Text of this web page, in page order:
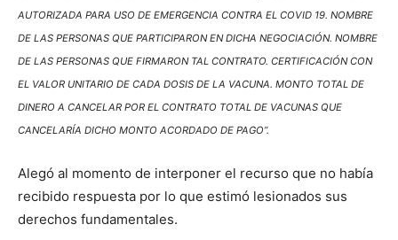
AUTORIZADA PARA USO DE EMERGENCIA CONTRA EL COVID 19. NOMBRE
DE LAS PERSONAS QUE PARTICIPARON EN DICHA NEGOCIACIÓN. NOMBRE
DE LAS PERSONAS QUE FIRMARON TAL CONTRATO. CERTIFICACIÓN CON
EL VALOR UNITARIO DE CADA DOSIS DE LA VACUNA. MONTO TOTAL DE
DINERO A CANCELAR POR EL CONTRATO TOTAL DE VACUNAS QUE
CANCELARÍA DICHO MONTO ACORDADO DE PAGO”.
Alegó al momento de interponer el recurso que no había
recibido respuesta por lo que estimó lesionados sus
derechos fundamentales.